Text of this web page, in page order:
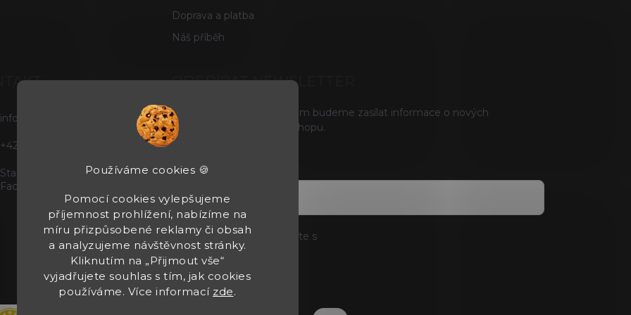
Používáme cookies 🍪
Pomocí cookies vylepšujeme
příjemnost prohlížení, nabízíme na
míru přizpůsobené reklamy či obsah
a analyzujeme návštěvnost stránky.
Kliknutím na „Přijmout vše“
vyjadřujete souhlas s tím, jak cookies
používáme. Více informací zde.
Doprava a platba
Náš příběh
info
+420725729739
Staňte se našimi fanoušky na
Facebooku
ODEBÍRAT NEWSLETTER
Vložte svůj e-mail a my vám budeme zasílat informace o nových
produktech na našem e-shopu.
E-MAIL
Vložením e-mailu souhlasíte s
Přihlásit se